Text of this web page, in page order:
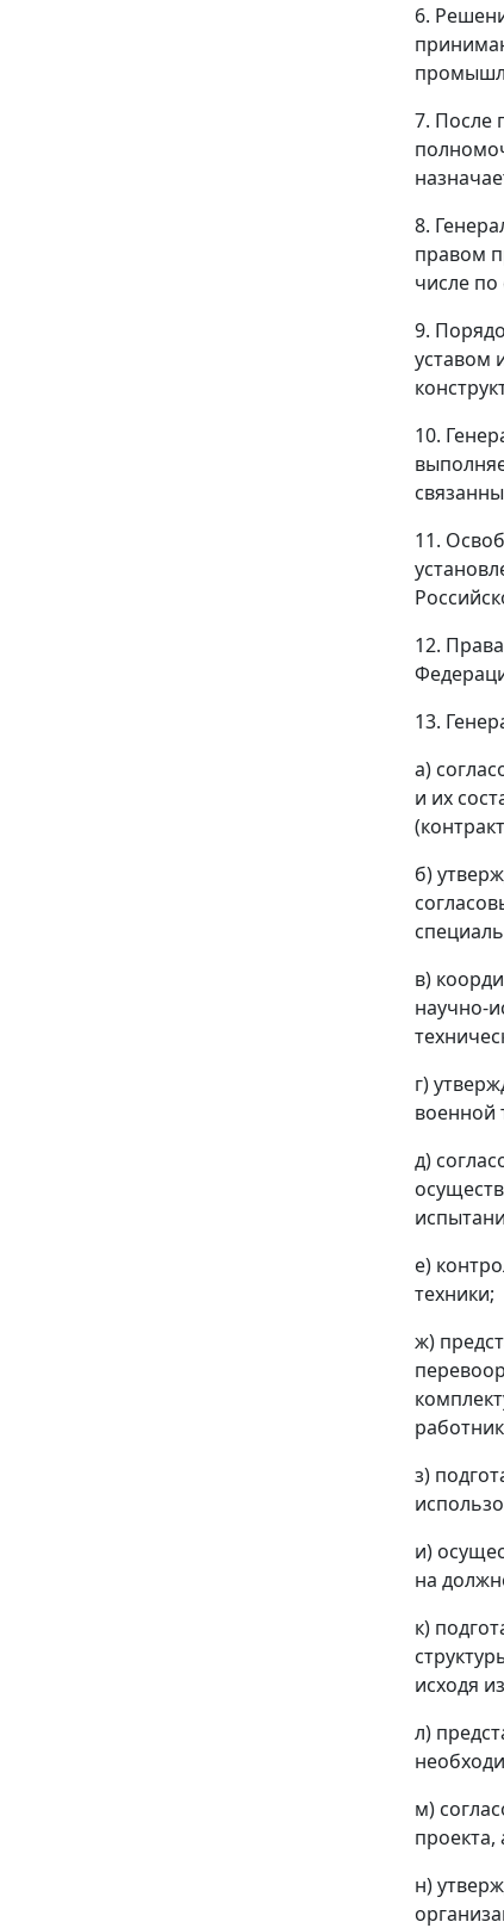
6.
7. После
8.
правом
числе
9.
уставом
10.
11.
12.
13.
а)
и их
б)
в)
научно-
г)
военной
д)
е)
техники;
ж)
з)
и)
на
к)
исходя
л)
м)
проекта,
н)